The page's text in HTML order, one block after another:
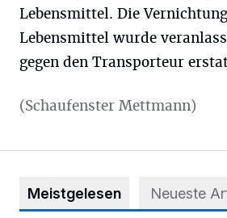
Lebensmittel. Die
Lebensmittel wurde
gegen den Transporteur
(Schaufenster Mettmann)
Meistgelesen Neueste